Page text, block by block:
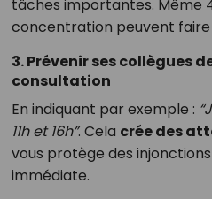
tâches importantes. Même
concentration peuvent
3.Prévenir ses collègues
consultation
En indiquant par exemple :
11h et 16h”. Cela crée des
vous protège des
immédiate.